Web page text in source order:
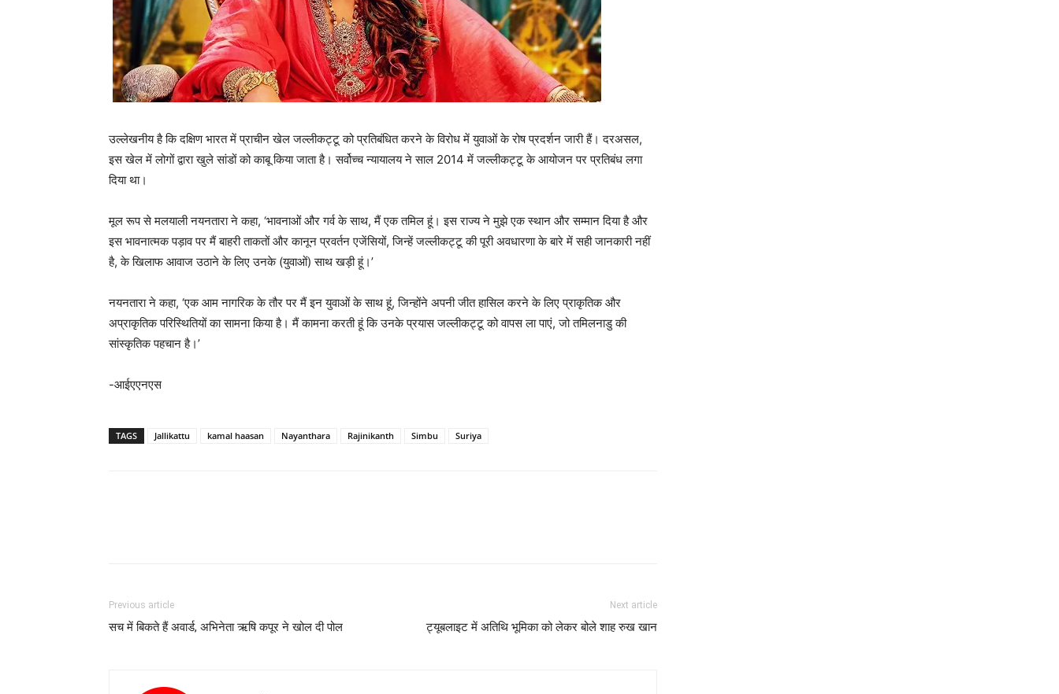
उल्‍लेखनीय है कि दक्षिण भारत में प्राचीन खेल जल्‍लीकट्टू को प्रतिबंधित करने के विरोध में युवाओं के रोष प्रदर्शन जारी हैं। दरअसल,
इस खेल में लोगों द्वारा खुले सांडों को काबू किया जाता है। सर्वोच्च न्यायालय ने साल 2014 में जल्लीकट्टू के आयोजन पर प्रतिबंध लगा
दिया था।
मूल रूप से मलयाली नयनतारा ने कहा, ‘भावनाओं और गर्व के साथ, मैं एक तमिल हूं। इस राज्य ने मुझे एक स्थान और सम्मान दिया है और
इस भावनात्मक पड़ाव पर मैं बाहरी ताकतों और कानून प्रवर्तन एजेंसियों, जिन्हें जल्लीकट्टू की पूरी अवधारणा के बारे में सही जानकारी नहीं
है, के खिलाफ आवाज उठाने के लिए उनके (युवाओं) साथ खड़ी हूं।’
नयनतारा ने कहा, ‘एक आम नागरिक के तौर पर मैं इन युवाओं के साथ हूं, जिन्होंने अपनी जीत हासिल करने के लिए प्राकृतिक और
अप्राकृतिक परिस्थितियों का सामना किया है। मैं कामना करती हूं कि उनके प्रयास जल्‍लीकट्टू को वापस ला पाएं, जो तमिलनाडु की
सांस्कृतिक पहचान है।’
-आईएएनएस
TAGS Jallikattu kamal haasan Nayanthara Rajinikanth Simbu Suriya
Previous article
सच में बिकते हैं अवार्ड, अभिनेता ऋषि कपूर ने खोल दी पोल
Next article
ट्यूबलाइट में अतिथि भूमिका को लेकर बोले शाह रुख खान